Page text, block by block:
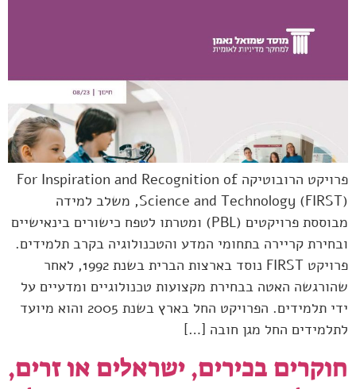
פרויקט הרובוטיקה For Inspiration and Recognition of
Science and Technology (FIRST), משלב למידה
מבוססת פרויקטים (PBL) ומטרתו לטפח כישורים בינאישיים
ובחירת קריירה בתחומי המדע והטכנולוגיה בקרב תלמידים.
פרויקט FIRST נוסד בארצות הברית בשנת 1992, לאחר
שהורגשה האטה בבחירת מקצועות טכנולוגיים ומדעיים על
ידי תלמידים. הפרויקט החל בארץ בשנת 2005 והוא מיועד
לתלמידים החל מגן חובה […]
חוקרים בכירים, ישראלים או זרים,